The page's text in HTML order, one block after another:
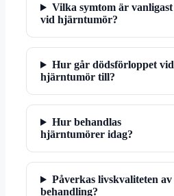
Vilka symtom är vanligast
vid hjärntumör?
Hur går dödsförloppet vid
hjärntumör till?
Hur behandlas
hjärntumörer idag?
Påverkas livskvaliteten av
behandling?